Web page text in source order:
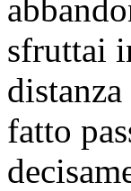
sfruttai
fatto